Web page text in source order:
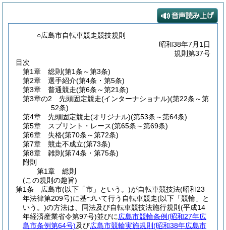
○広島市自転車競走競技規則
昭和38年7月1日
規則第37号
目次
第1章
総則 (第1条～第3条)
第2章
選手紹介(第4条・第5条)
第3章
普通競走(第6条～第21条)
第3章の2
先頭固定競走(インターナショナル)(第22条～第
52条)
第4章
先頭固定競走(オリジナル)(第53条～第64条)
第5章
スプリント・レース(第65条～第69条)
第6章
失格(第70条～第72条)
第7章
競走不成立(第73条)
第8章
雑則 (第74条・第75条)
附則
第1章
総則
(この規則の趣旨)
第1条
広島市(以下「市」という。)が自転車競技法(昭和23
年法律第209号)に基づいて行う自転車競走(以下「競輪」と
いう。)の方法は、同法及び自転車競技法施行規則 (平成14
年経済産業省令第97号)並びに広島市競輪条例(昭和27年広
島市条例第64号)及び広島市競輪実施規則 (昭和38年広島市